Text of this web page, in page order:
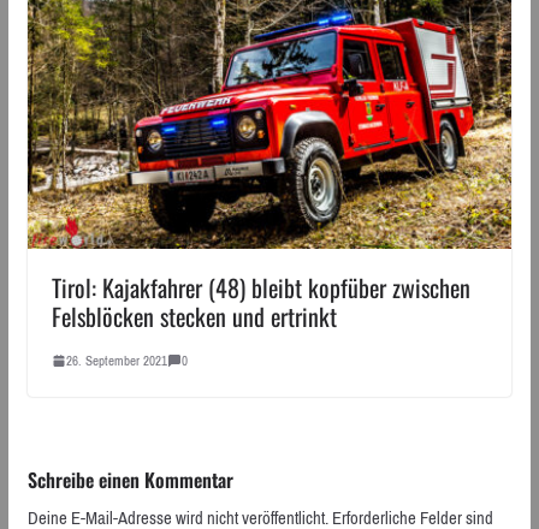
Tirol: Kajakfahrer (48) bleibt kopfüber zwischen
Felsblöcken stecken und ertrinkt
26. September 2021 0
Schreibe einen Kommentar
Deine E-Mail-Adresse wird nicht veröffentlicht.Erforderliche Felder sind